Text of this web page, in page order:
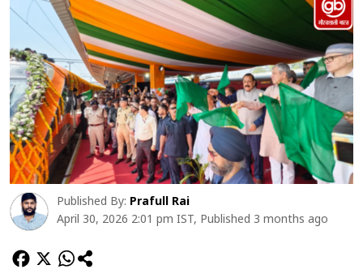
और बड़ी संख्या में लोग मौजूद रहे। यह ट्रेन सेवा जम्मू-कश्मीर के
[…]
Published By: Prafull Rai
April 30, 2026 2:01 pm IST, Published 3 months ago